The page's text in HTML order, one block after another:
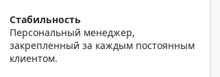
Стабильность
Персональный менеджер,
закрепленный за каждым постоянным
клиентом.